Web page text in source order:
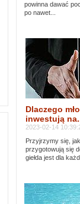
powinna dawać
po nawet...
Dlaczego
inwestują
2023-02-14
Przyjrzymy się,
przygotowują się
giełda jest dla